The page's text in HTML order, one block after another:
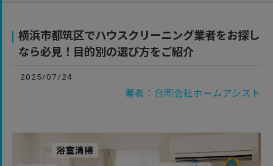
横浜市都筑区でハウスクリーニング業者をお探し
なら必見！目的別の選び方をご紹介
2025/07/24
著者：合同会社ホームアシスト